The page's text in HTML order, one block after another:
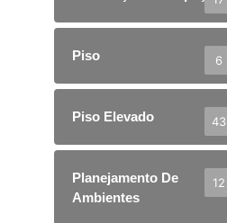
Piso 6
Piso Elevado 43
Planejamento De
Ambientes
12